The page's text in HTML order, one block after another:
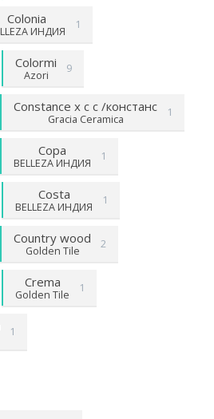
Colonia
ИНДИЯ
1
Colormi
Azori
9
Constance х с с /констанс
Gracia Ceramica
1
Copa
BELLEZA ИНДИЯ
1
Costa
BELLEZA ИНДИЯ
1
Country wood
Golden Tile
2
Crema
Golden Tile
1
1